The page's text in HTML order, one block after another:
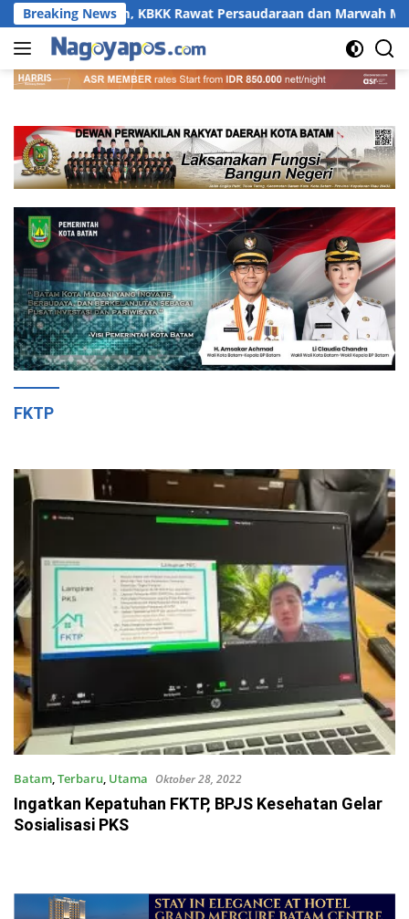
Langsung
ke
konten
Breaking News
KBKK Rawat Persaudaraan dan Marwah Melayu
FKTP
Batam,Terbaru, Utama Oktober 28, 2022
Ingatkan Kepatuhan FKTP, BPJS Kesehatan Gelar
Sosialisasi PKS